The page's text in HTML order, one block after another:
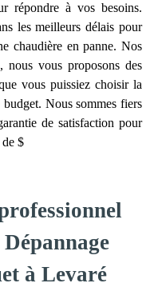
répondre à vos besoins.
les meilleurs délais pour
chaudière en panne. Nos
nous vous proposons des
vous puissiez choisir la
Nous sommes fiers
de satisfaction pour
$
à Levaré